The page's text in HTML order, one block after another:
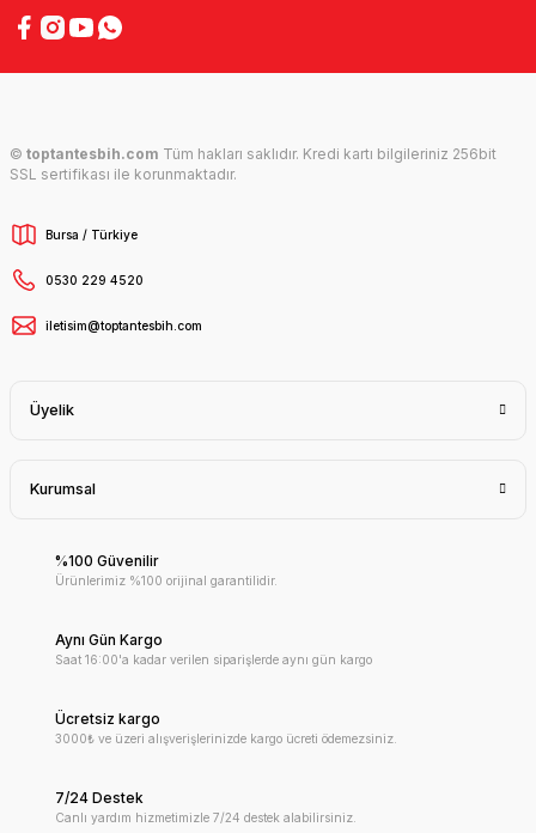
© toptantesbih.com Tüm hakları saklıdır. Kredi kartı bilgileriniz 256bit
SSL sertifikası ile korunmaktadır.
Bursa / Türkiye
0530 229 4520
iletisim@toptantesbih.com
Üyelik
Kurumsal
%100 Güvenilir
Ürünlerimiz %100 orijinal garantilidir.
Aynı Gün Kargo
Saat 16:00'a kadar verilen siparişlerde aynı gün kargo
Ücretsiz kargo
3000₺ ve üzeri alışverişlerinizde kargo ücreti ödemezsiniz.
7/24 Destek
Canlı yardım hizmetimizle 7/24 destek alabilirsiniz.